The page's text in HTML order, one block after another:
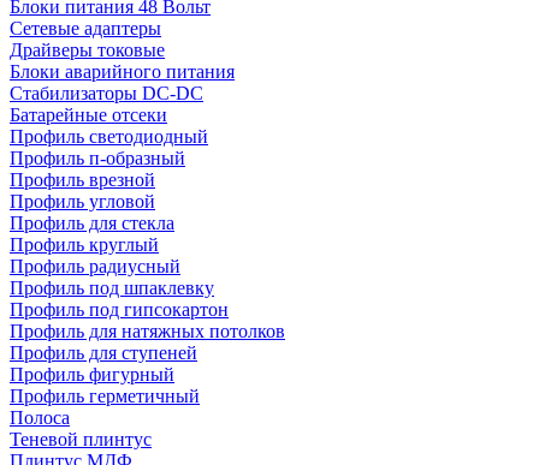
Блоки питания 48 Вольт
Сетевые адаптеры
Драйверы токовые
Блоки аварийного питания
Стабилизаторы DC-DC
Батарейные отсеки
Профиль светодиодный
Профиль п-образный
Профиль врезной
Профиль угловой
Профиль для стекла
Профиль круглый
Профиль радиусный
Профиль под шпаклевку
Профиль под гипсокартон
Профиль для натяжных потолков
Профиль для ступеней
Профиль фигурный
Профиль герметичный
Полоса
Теневой плинтус
Плинтус МДФ